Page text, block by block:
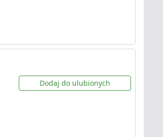
Dodaj do ulubionych